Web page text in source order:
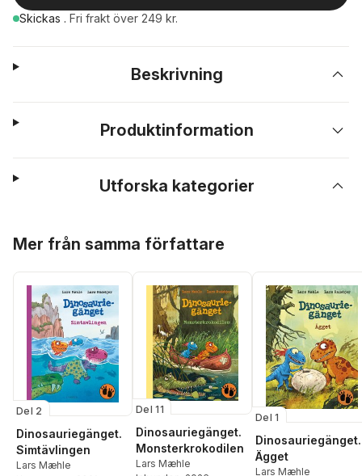
Skickas . Fri frakt över 249 kr.
Beskrivning
Produktinformation
Utforska kategorier
Mer från samma författare
Del 2
Dinosauriegänget.
Simtävlingen
Lars Mæhle
Del 11
Dinosauriegänget.
Monsterkrokodilen
Lars Mæhle
Del 1
Dinosauriegänget.
Ägget
Lars Mæhle